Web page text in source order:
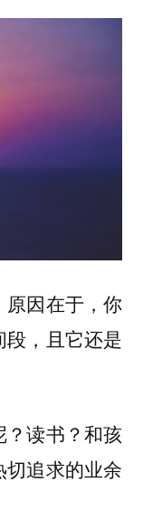
原因在于，你
，且它还是
？读书？和孩
追求的业余